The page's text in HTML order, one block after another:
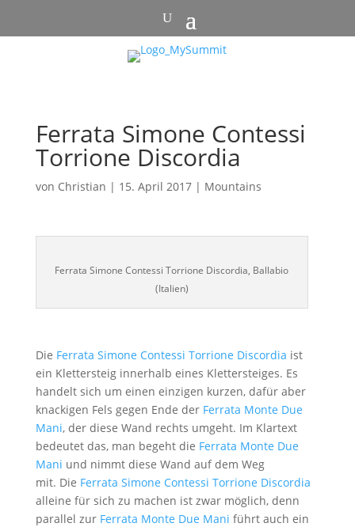
Ferrata Simone Contessi
Torrione Discordia
von Christian | 15. April 2017| Mountains
Ferrata Simone Contessi Torrione Discordia, Ballabio
(Italien)
Die Ferrata Simone Contessi Torrione Discordia ist
ein Klettersteig innerhalb eines Klettersteiges. Es
handelt sich um einen einzigen kurzen, dafür aber
knackigen Fels gegen Ende der Ferrata Monte Due
Mani, der diese Wand rechts umgeht. Im Klartext
bedeutet das, man begeht die Ferrata Monte Due
Mani und nimmt diese Wand auf dem Weg
mit. Die Ferrata Simone Contessi Torrione Discordia
alleine für sich zu machen ist zwar möglich, denn
parallel zur Ferrata Monte Due Mani führt auch ein